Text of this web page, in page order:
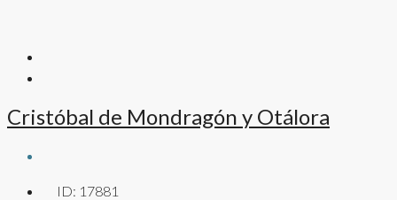
Cristóbal de Mondragón y Otálora
ID: 17881